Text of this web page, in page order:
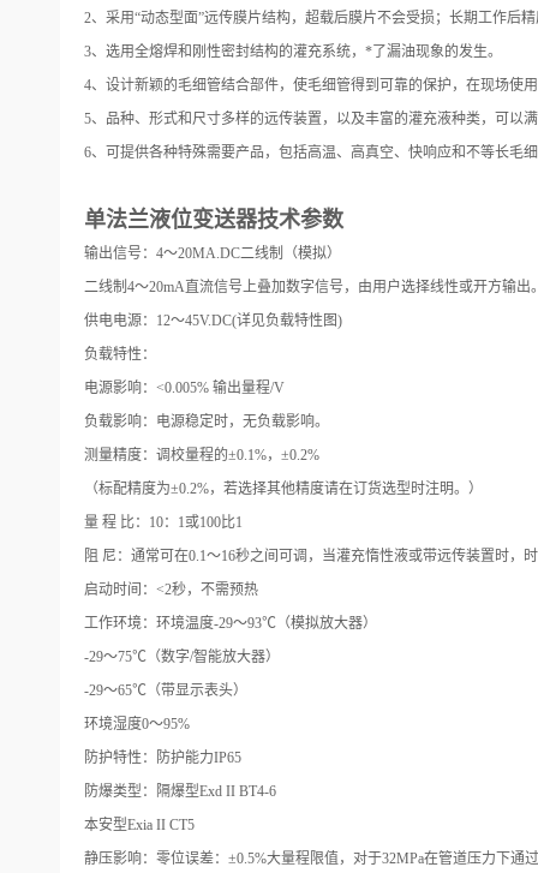
2、采用“动态型面”远传膜片结构，超载后膜片不会受损；长期工作后
3、选用全熔焊和刚性密封结构的灌充系统，*了漏油现象的发生。
4、设计新颖的毛细管结合部件，使毛细管得到可靠的保护，在现场使
5、品种、形式和尺寸多样的远传装置，以及丰富的灌充液种类，可以
6、可提供各种特殊需要产品，包括高温、高真空、快响应和不等长毛
单法兰液位变送器技术参数
输出信号：4～20MA.DC二线制（模拟）
二线制4～20mA直流信号上叠加数字信号，由用户选择线性或开方输出
供电电源：12～45V.DC(详见负载特性图)
负载特性：
电源影响：<0.005% 输出量程/V
负载影响：电源稳定时，无负载影响。
测量精度：调校量程的±0.1%，±0.2%
（标配精度为±0.2%，若选择其他精度请在订货选型时注明。）
量 程 比：10：1或100比1
阻 尼：通常可在0.1～16秒之间可调，当灌充惰性液或带远传装置时，
启动时间：<2秒，不需预热
工作环境：环境温度-29～93℃（模拟放大器）
-29～75℃（数字/智能放大器）
-29～65℃（带显示表头）
环境湿度0～95%
防护特性：防护能力IP65
防爆类型：隔爆型Exd II BT4-6
本安型Exia II CT5
静压影响：零位误差：±0.5%大量程限值，对于32MPa在管道压力下通